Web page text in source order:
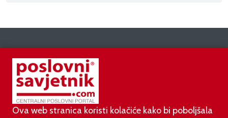
AKTUALNO
03.08.2026.
Otvoren jedan od najvećih family hotela na
srednjem Jadranu
Ova web stranica koristi kolačiće kako bi poboljšala